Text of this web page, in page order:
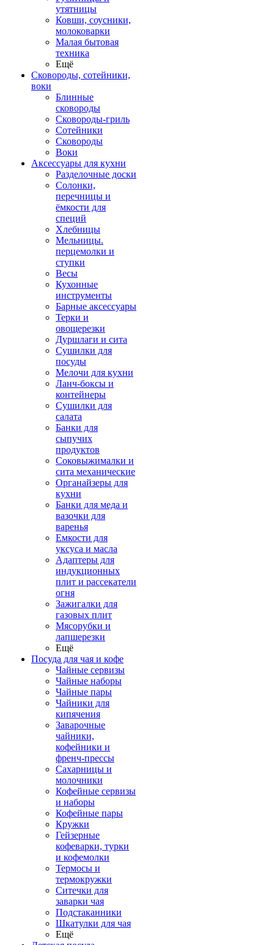
утятницы
Ковши, соусники,
молоковарки
Малая бытовая
техника
Ещё
Сковороды, сотейники,
воки
Блинные
сковороды
Сковороды-гриль
Сотейники
Сковороды
Воки
Аксессуары для кухни
Разделочные доски
Солонки,
перечницы и
ёмкости для
специй
Хлебницы
Мельницы.
перцемолки и
ступки
Весы
Кухонные
инструменты
Барные аксессуары
Терки и
овощерезки
Дуршлаги и сита
Сушилки для
посуды
Мелочи для кухни
Ланч-боксы и
контейнеры
Сушилки для
салата
Банки для
сыпучих
продуктов
Соковыжималки и
сита механические
Органайзеры для
кухни
Банки для меда и
вазочки для
варенья
Емкости для
уксуса и масла
Адаптеры для
индукционных
плит и рассекатели
огня
Зажигалки для
газовых плит
Мясорубки и
лапшерезки
Ещё
Посуда для чая и кофе
Чайные сервизы
Чайные наборы
Чайные пары
Чайники для
кипячения
Заварочные
чайники,
кофейники и
френч-прессы
Сахарницы и
молочники
Кофейные сервизы
и наборы
Кофейные пары
Кружки
Гейзерные
кофеварки, турки
и кофемолки
Термосы и
термокружки
Ситечки для
заварки чая
Подстаканники
Шкатулки для чая
Ещё